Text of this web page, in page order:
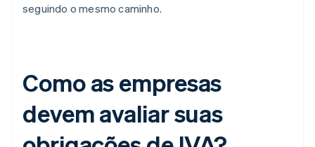
seguindo o mesmo caminho.
Como as empresas
devem avaliar suas